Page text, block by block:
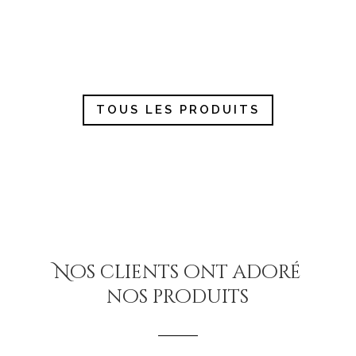
peuvent
être
TOUS LES PRODUITS
Nos clients ont adoré
nos produits